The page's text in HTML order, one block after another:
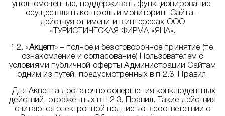
уполномоченные, поддерживать функционирование,
осуществлять контроль и мониторинг Сайта –
действуя от имени и в интересах ООО
«ТУРИСТИЧЕСКАЯ ФИРМА «ЯНА».
1.2. «Акцепт» – полное и безоговорочное принятие (т.е.
ознакомление и согласование) Пользователем с
условиями публичной оферты Администрации Сайтам
одним из путей, предусмотренных в п.2.3. Правил.
Для Акцепта достаточно совершения конклюдентных
действий, отраженных в п.2.3.
Правил.
Такие действия
считаются электронной подписью в соответствии с